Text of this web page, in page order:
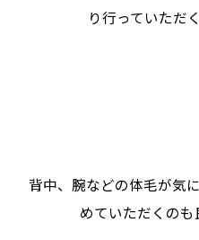
り行っていただ
背中、腕などの体毛が気
めていただくのも